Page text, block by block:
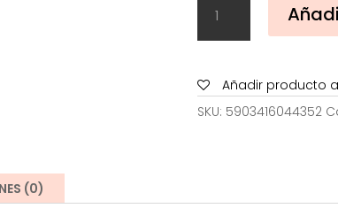
Gel
Laque
Añadir producto
SKU: 5903416044352
(0)